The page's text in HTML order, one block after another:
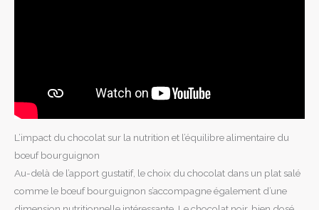
L’impact du chocolat sur la nutrition et l’équilibre alimentaire du
bœuf bourguignon
Au-delà de l’apport gustatif, le choix du chocolat dans un plat salé
comme le bœuf bourguignon s’accompagne également d’une